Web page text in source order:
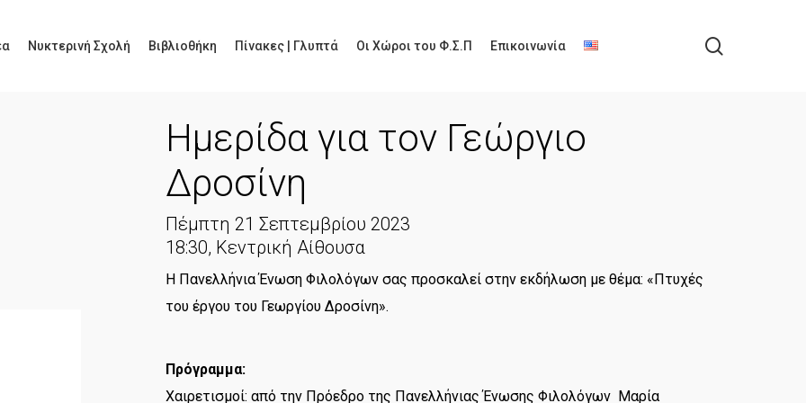
Νυκτερινή Σχολή Βιβλιοθήκη Πίνακες | Γλυπτά Οι Χώροι του Φ.Σ.Π Επικοινωνία
Ημερίδα για τον Γεώργιο
Δροσίνη
Πέμπτη 21 Σεπτεμβρίου 2023
18:30, Κεντρική Αίθουσα
Η Πανελλήνια Ένωση Φιλολόγων σας προσκαλεί στην εκδήλωση με θέμα: «Πτυχές
του έργου του Γεωργίου Δροσίνη».
Πρόγραμμα:
Χαιρετισμοί: από την Πρόεδρο της Πανελλήνιας Ένωσης Φιλολόγων Μαρία